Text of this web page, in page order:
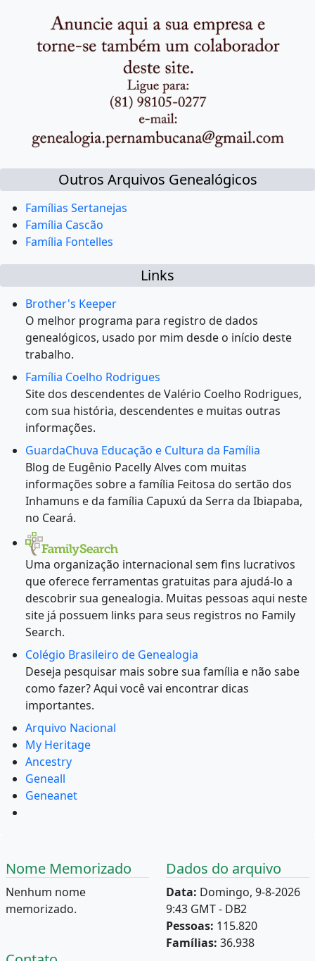
Outros Arquivos Genealógicos
Famílias Sertanejas
Família Cascão
Família Fontelles
Links
Brother's Keeper
O melhor programa para registro de dados
genealógicos, usado por mim desde o início deste
trabalho.
Família Coelho Rodrigues
Site dos descendentes de Valério Coelho Rodrigues,
com sua história, descendentes e muitas outras
informações.
GuardaChuva Educação e Cultura da Família
Blog de Eugênio Pacelly Alves com muitas
informações sobre a família Feitosa do sertão dos
Inhamuns e da família Capuxú da Serra da Ibiapaba,
no Ceará.
Uma organização internacional sem fins lucrativos
que oferece ferramentas gratuitas para ajudá-lo a
descobrir sua genealogia. Muitas pessoas aqui neste
site já possuem links para seus registros no Family
Search.
Colégio Brasileiro de Genealogia
Deseja pesquisar mais sobre sua família e não sabe
como fazer? Aqui você vai encontrar dicas
importantes.
Arquivo Nacional
My Heritage
Ancestry
Geneall
Geneanet
Nome Memorizado
Nenhum nome
memorizado.
Dados do arquivo
Data: Domingo, 9-8-2026
9:43 GMT - DB2
Pessoas: 115.820
Famílias: 36.938